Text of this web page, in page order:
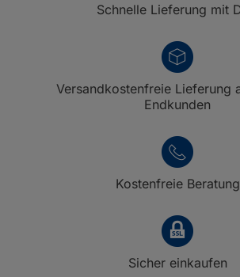
Schnelle Lieferung mit
Versandkostenfreie Lieferung
Endkunden
Kostenfreie Beratung
Sicher einkaufen